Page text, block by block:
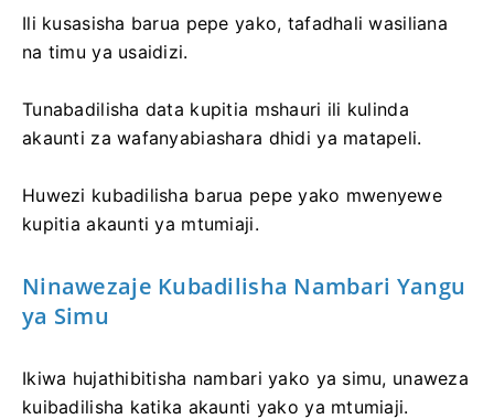
Ili kusasisha barua pepe yako, tafadhali wasiliana
na timu ya usaidizi.
Tunabadilisha data kupitia mshauri ili kulinda
akaunti za wafanyabiashara dhidi ya matapeli.
Huwezi kubadilisha barua pepe yako mwenyewe
kupitia akaunti ya mtumiaji.
Ninawezaje Kubadilisha Nambari Yangu
ya Simu
Ikiwa hujathibitisha nambari yako ya simu, unaweza
kuibadilisha katika akaunti yako ya mtumiaji.